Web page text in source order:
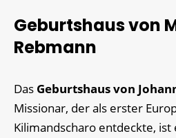
Geburtshaus von
Rebmann
Das Geburtshaus von
Missionar, der als erster
Kilimandscharo entdeckte,